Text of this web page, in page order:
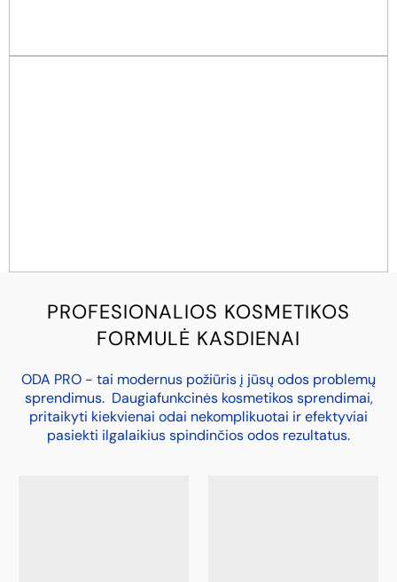
PROFESIONALIOS KOSMETIKOS
FORMULĖ KASDIENAI
ODA PRO - tai modernus požiūris į jūsų odos problemų
sprendimus. Daugiafunkcinės kosmetikos sprendimai,
pritaikyti kiekvienai odai nekomplikuotai ir efektyviai
pasiekti ilgalaikius spindinčios odos rezultatus.